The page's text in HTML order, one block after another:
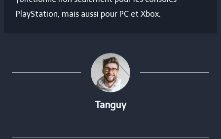
PlayStation, mais aussi pour PC et Xbox.
Tanguy